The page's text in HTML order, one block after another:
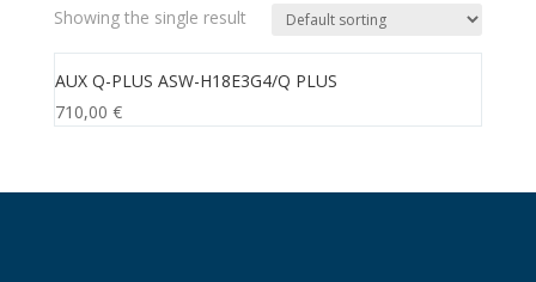
Showing the single result
AUX Q-PLUS ASW-H18E3G4/Q PLUS
710,00 €